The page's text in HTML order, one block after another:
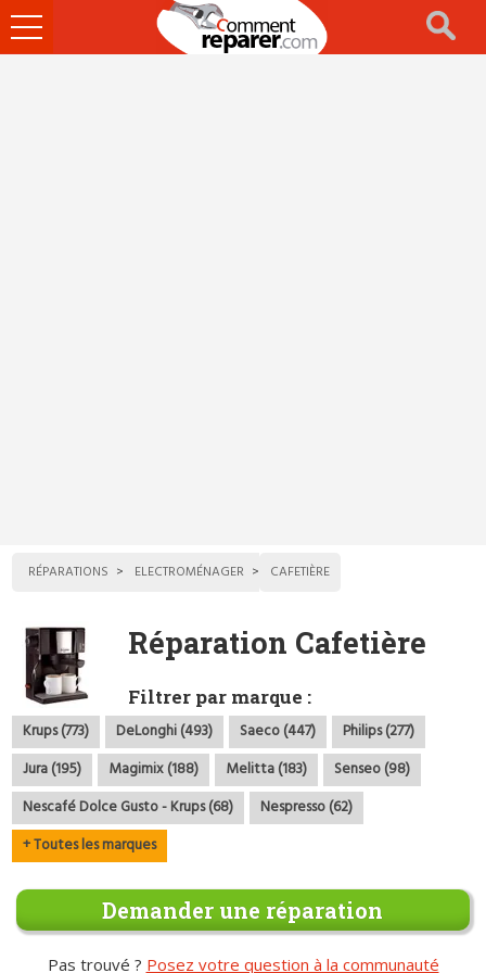
Ouvrir
le
RÉPARATIONS ELECTROMÉNAGER CAFETIÈRE
Réparation Cafetière
Filtrer par marque :
Krups (773) DeLonghi (493) Saeco (447)
Philips (277)
Jura (195)
Magimix (188) Melitta (183)
Senseo (98)
Nescafé Dolce Gusto - Krups (68)
Nespresso (62)
+ Toutes les marques
Demander une réparation
Pas trouvé ? Posez votre question à la communauté